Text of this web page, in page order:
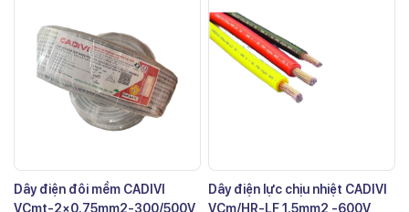
Dây điện đôi mềm CADIVI
VCmt-2×0.75mm2-300/500V
Dây điện lực chịu nhiệt CADIVI
VCm/HR-LF 1.5mm2 -600V